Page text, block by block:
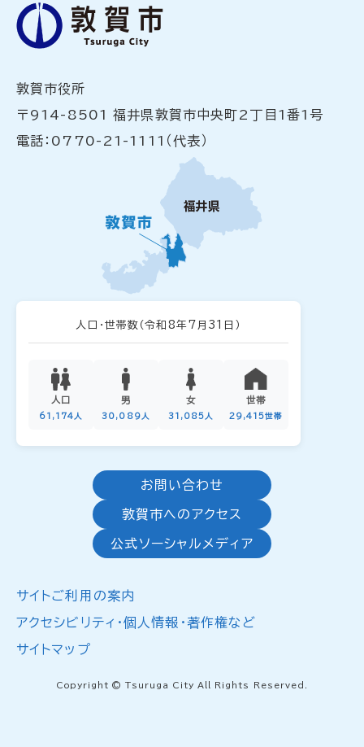
敦賀市役所
〒914-8501 福井県敦賀市中央町2丁目1番1号
電話：0770-21-1111（代表）
人口・世帯数 （令和8年7月31日）
人口
61,174人
男
30,089人
女
31,085人
世帯
29,415世帯
お問い合わせ
敦賀市へのアクセス
公式ソーシャルメディア
サイトご利用の案内
アクセシビリティ・個人情報・著作権など
サイトマップ
Copyright © Tsuruga City All Rights Reserved.